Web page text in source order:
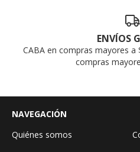
ENVÍOS
CABA en compras mayores a
compras
NAVEGACIÓN
Quiénes somos